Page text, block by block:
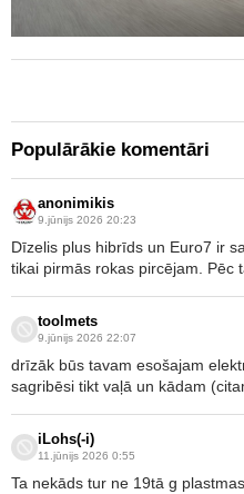
Populārākie komentāri
anonimikis
9.jūnijs 2026 20:23
Dīzelis plus hibrīds un Euro7 ir
tikai pirmās rokas pircējam. Pēc
toolmets
9.jūnijs 2026 22:07
drīzāk būs tavam esošajam
sagribēsi tikt vaļā un kādam
iLohs(-i)
11.jūnijs 2026 0:55
Ta nekāds tur ne 19tā g